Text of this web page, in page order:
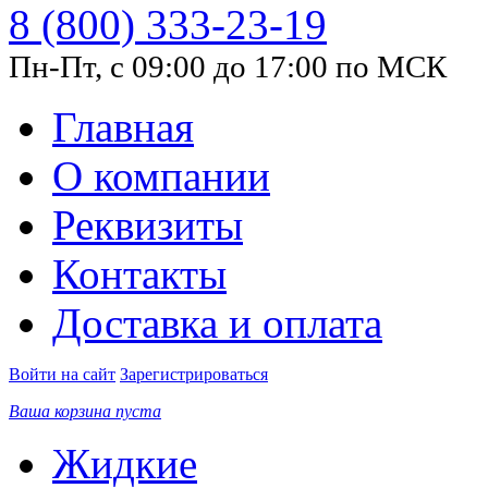
8 (800) 333-23-19
Пн-Пт, с 09:00 до 17:00 по МСК
Главная
О компании
Реквизиты
Контакты
Доставка и оплата
Войти на сайт Зарегистрироваться
Ваша корзина пуста
Жидкие